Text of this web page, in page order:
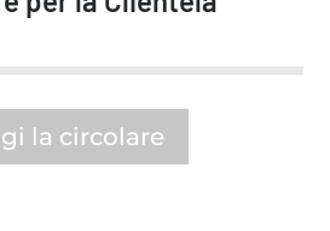
la circolare